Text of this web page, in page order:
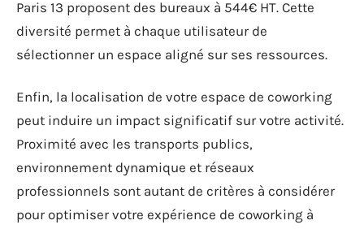
Paris 13 proposent des bureaux à 544€ HT. Cette
diversité permet à chaque utilisateur de
sélectionner un espace aligné sur ses ressources.
Enfin, la localisation de votre espace de coworking
peut induire un impact significatif sur votre activité.
Proximité avec les transports publics,
environnement dynamique et réseaux
professionnels sont autant de critères à considérer
pour optimiser votre expérience de coworking à